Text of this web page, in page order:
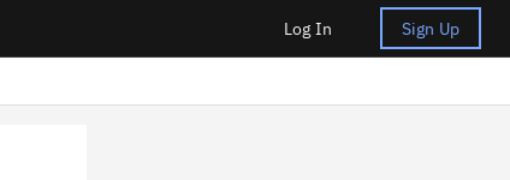
Log In Sign Up